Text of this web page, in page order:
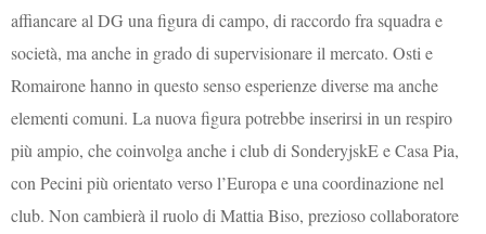
affiancare al DG una figura di campo, di raccordo fra squadra e
società, ma anche in grado di supervisionare il mercato. Osti e
Romairone hanno in questo senso esperienze diverse ma anche
elementi comuni. La nuova figura potrebbe inserirsi in un respiro
più ampio, che coinvolga anche i club di SonderyjskE e Casa Pia,
con Pecini più orientato verso l’Europa e una coordinazione nel
club. Non cambierà il ruolo di Mattia Biso, prezioso collaboratore